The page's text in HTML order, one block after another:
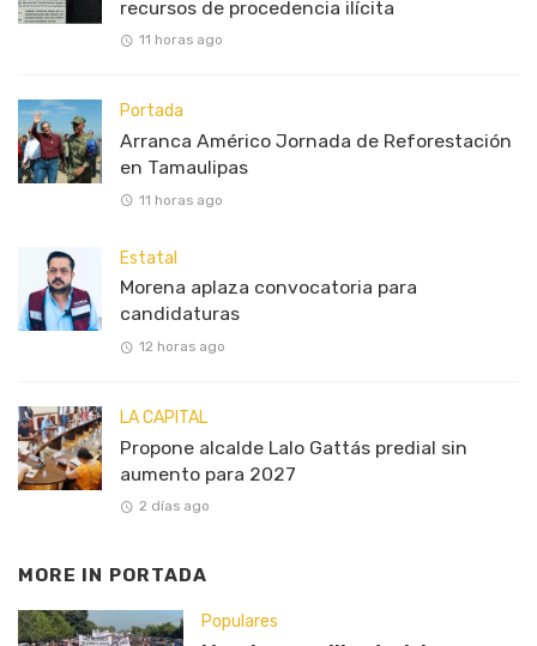
recursos de procedencia ilícita
11 horas ago
Portada
Arranca Américo Jornada de Reforestación
en Tamaulipas
11 horas ago
Estatal
Morena aplaza convocatoria para
candidaturas
12 horas ago
LA CAPITAL
Propone alcalde Lalo Gattás predial sin
aumento para 2027
2 días ago
MORE IN PORTADA
Populares